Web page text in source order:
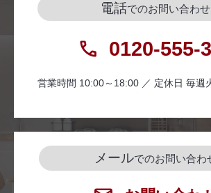
電話でのお問い合わせ
0120-555-
営業時間 10:00～18:00 ／ 定休日 毎週
メールでのお問い合わ